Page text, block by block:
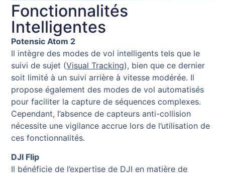
Fonctionnalités
Intelligentes
Potensic Atom 2
Il intègre des modes de vol intelligents tels que le
suivi de sujet (Visual Tracking), bien que ce dernier
soit limité à un suivi arrière à vitesse modérée. Il
propose également des modes de vol automatisés
pour faciliter la capture de séquences complexes.
Cependant, l’absence de capteurs anti-collision
nécessite une vigilance accrue lors de l’utilisation de
ces fonctionnalités.
DJI Flip
Il bénéficie de l’expertise de DJI en matière de